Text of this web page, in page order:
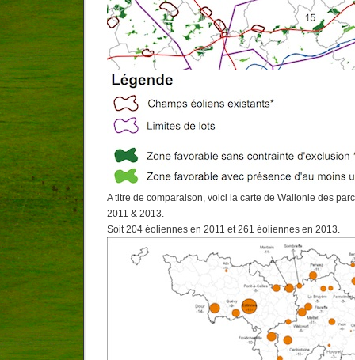
A titre de comparaison, voici la carte de Wallonie des
2011 & 2013.
Soit 204 éoliennes en 2011 et 261 éoliennes en 2013.